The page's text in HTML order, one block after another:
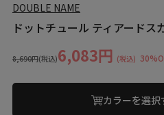
DOUBLE NAME
ドットチュール ティアードス
8,690円(税込)6,083円 (税込)
カラーを選択